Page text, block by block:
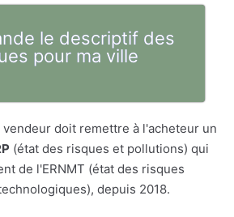
le descriptif des
pour ma ville
doit remettre à l'acheteur un
(état des risques et pollutions) qui
de l'ERNMT (état des risques
depuis 2018.